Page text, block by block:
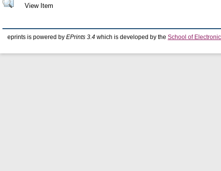
View Item
eprints is powered by EPrints 3.4 which is developed by the School of